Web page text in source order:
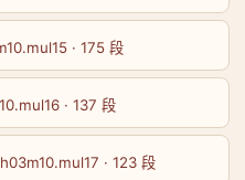
· 175 段
· 137 段
· 123 段